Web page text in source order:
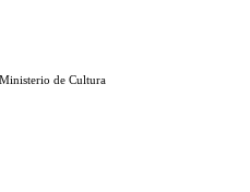
de Cultura